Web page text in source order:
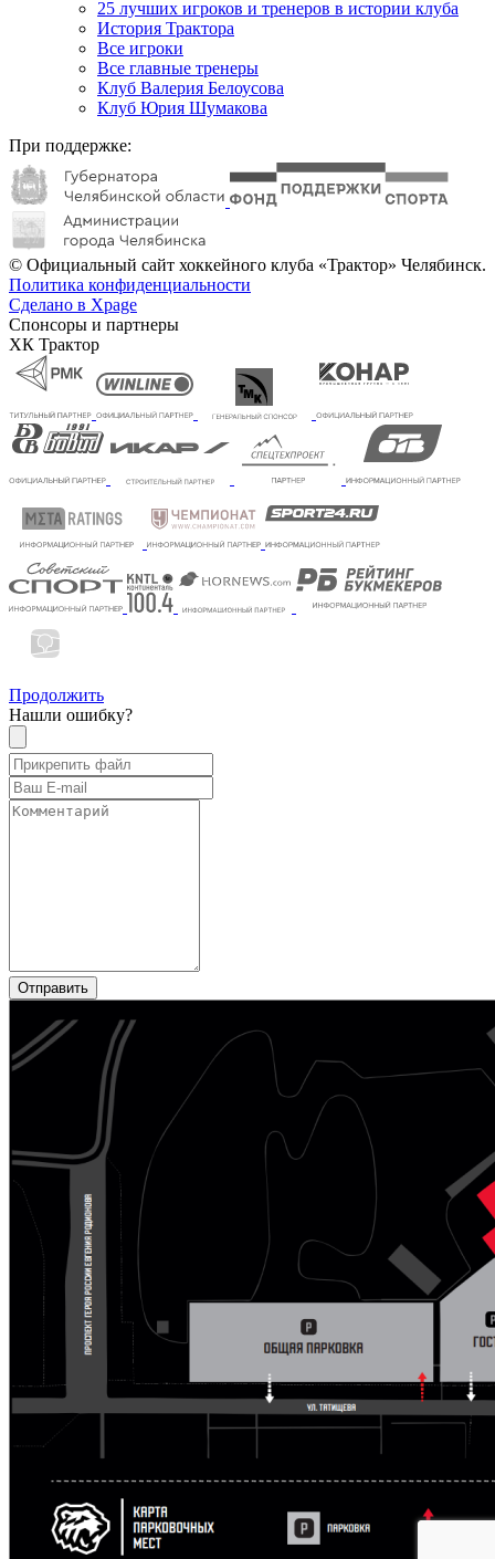
25 лучших игроков и тренеров в истории клуба
История Трактора
Все игроки
Все главные тренеры
Клуб Валерия Белоусова
Клуб Юрия Шумакова
При поддержке:
© Официальный сайт хоккейного клуба «Трактор» Челябинск.
Политика конфиденциальности
Сделано в Xpage
Спонсоры и партнеры
ХК Трактор
Продолжить
Нашли ошибку?